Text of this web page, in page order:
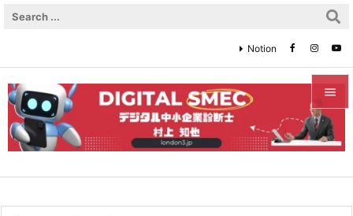


メニュ

Notion